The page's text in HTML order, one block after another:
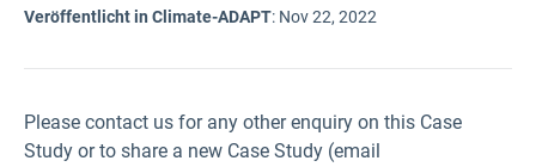
Veröffentlicht in Climate-ADAPT: Nov 22, 2022
Please contact us for any other enquiry on this Case
Study or to share a new Case Study (email